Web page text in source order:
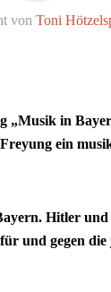
von Toni
„Musik in
ein
Hitler
und gegen